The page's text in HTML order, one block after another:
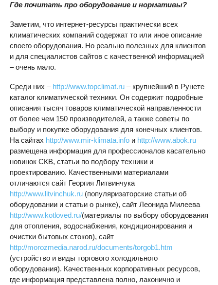
Где почитать про оборудование и нормативы?
Заметим, что интернет-ресурсы практически всех
климатических компаний содержат то или иное описание
своего оборудования. Но реально полезных для клиентов
и для специалистов сайтов с качественной информацией
– очень мало.
Среди них – http://www.topclimat.ru – крупнейший в Рунете
каталог климатической техники. Он содержит подробные
описания тысяч товаров климатической направленности
от более чем 150 производителей, а также советы по
выбору и покупке оборудования для конечных клиентов.
На сайтах http://www.mir-klimata.info и http://www.abok.ru
размещена информация для профессионалов касательно
новинок СКВ, статьи по подбору техники и
проектированию. Качественными материалами
отличаются сайт Георгия Литвинчука
http://www.litvinchuk.ru (популяризаторские статьи об
оборудовании и статьи о рынке), сайт Леонида Милеева
http://www.kotloved.ru/(материалы по выбору оборудования
для отопления, водоснабжения, кондиционирования и
очистки бытовых стоков), сайт
http://morozmedia.narod.ru/documents/torgob1.htm
(устройство и виды торгового холодильного
оборудования). Качественных корпоративных ресурсов,
где информация представлена полно, лаконично и